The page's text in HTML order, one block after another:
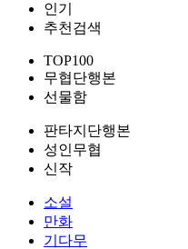
인기
추천검색
TOP100
무협단행본
선물함
판타지단행본
성인무협
신작
소설
만화
기다무